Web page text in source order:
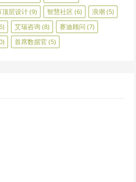
顶层设计(9) 智慧社区 (6) 浪潮(5)
艾瑞咨询 (8) 赛迪顾问 (7)
首席数据官 (5)